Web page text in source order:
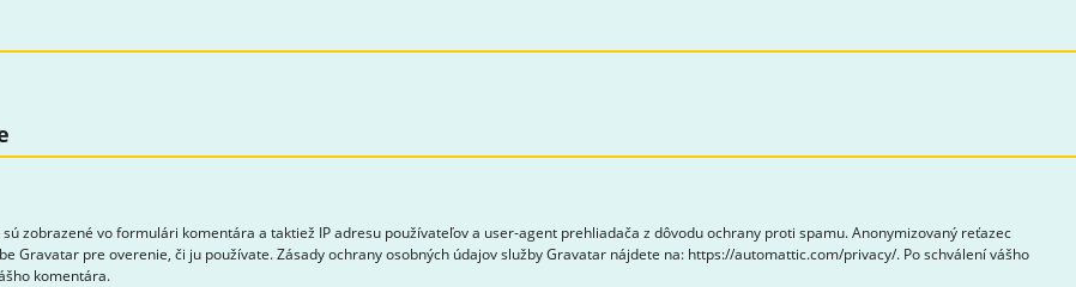
zobrazené vo formulári komentára a taktiež IP adresu používateľov a user-agent prehliadača z dôvodu ochrany proti spamu. Anonymizovaný reťazec
Gravatar pre overenie, či ju používate. Zásady ochrany osobných údajov služby Gravatar nájdete na: https://automattic.com/privacy/. Po schválení vášho
komentára.